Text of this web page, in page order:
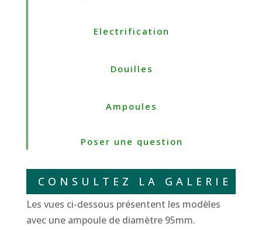
Electrification
Douilles
Ampoules
Poser une question
CONSULTEZ LA GALERIE
Les vues ci-dessous présentent les modèles
avec une ampoule de diamètre 95mm.